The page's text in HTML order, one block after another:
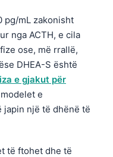
pg/mL zakonisht
nga ACTH, e cila
ose, më rrallë,
DHEA-S është
e gjakut për
e
japin një të dhënë të
të ftohet dhe të